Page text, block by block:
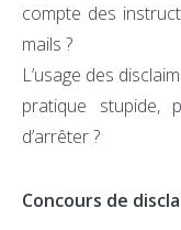
compte des
mails ?
L’usage des
pratique stupide,
d’arrêter ?
Concours de